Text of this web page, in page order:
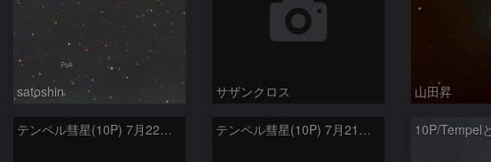
satoshin サザンクロス 山田昇
テンペル彗星(10P) 7月22日 Seestar50 テンペル彗星(10P) 7月21日 Seestar50 10P/Tempel